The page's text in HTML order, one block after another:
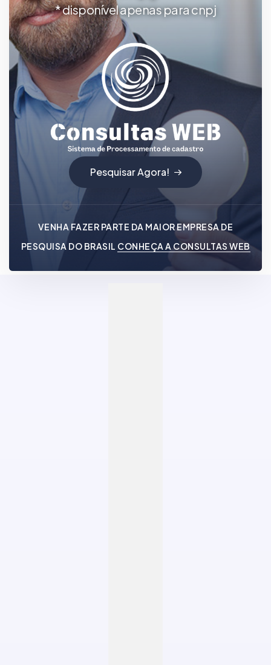
* disponível apenas para cnpj
Pesquisar Agora!
VENHA FAZER PARTE DA MAIOR EMPRESA DE
PESQUISA DO BRASIL CONHEÇA A CONSULTAS WEB